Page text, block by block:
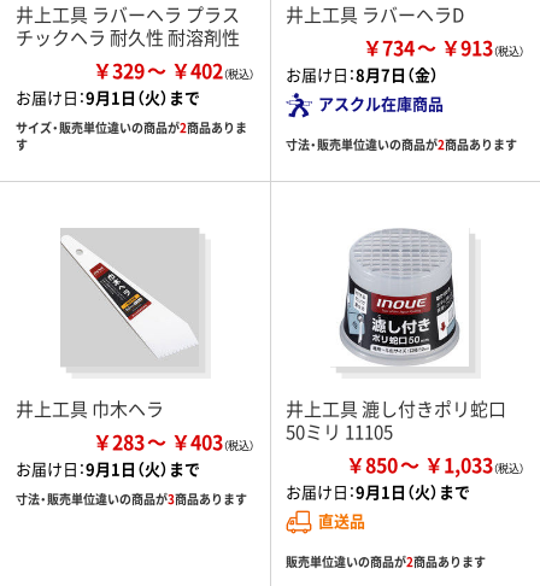
井上工具 ラバーヘラ プラス
チックヘラ 耐久性 耐溶剤性
￥329 ￥402
お届け日：9月1日（火）まで
サイズ・販売単位違いの商品が2商品ありま
す
井上工具 ラバーヘラD
￥734 ￥913
お届け日：8月7日（金）
アスクル在庫商品
寸法・販売単位違いの商品が2商品あります
井上工具 巾木ヘラ
￥283 ￥403
お届け日：9月1日（火）まで
寸法・販売単位違いの商品が3商品あります
井上工具 漉し付きポリ蛇口
50ミリ 11105
￥850 ￥1,033
お届け日：9月1日（火）まで
直送品
販売単位違いの商品が2商品あります